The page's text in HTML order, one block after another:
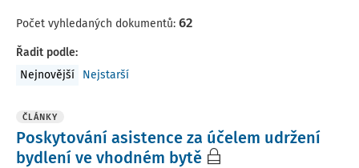
Počet vyhledaných dokumentů: 62
Řadit podle:
Nejnovější
Nejstarší
ČLÁNKY
Poskytování asistence za účelem udržení
bydlení ve vhodném bytě